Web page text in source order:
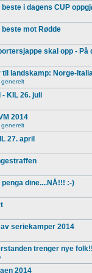
beste i dagens CUP
beste mot Rødde
skal opp - På
til landskamp: Norge-
generelt
KIL 26. juli
2014
generelt
27. april
penga dine....NÅ!!! :-)
seriekamper 2014
trenger nye
2014